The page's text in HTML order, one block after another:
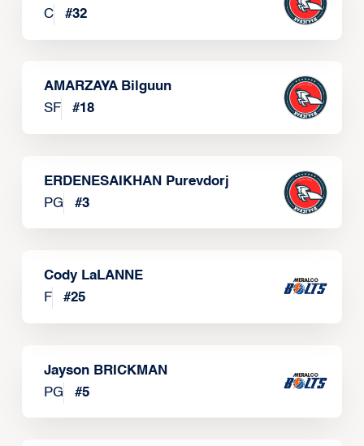
C
#32
AMARZAYA Bilguun
SF
#18
ERDENESAIKHAN Purevdorj
PG
#3
Cody LaLANNE
F
#25
Jayson BRICKMAN
PG
#5